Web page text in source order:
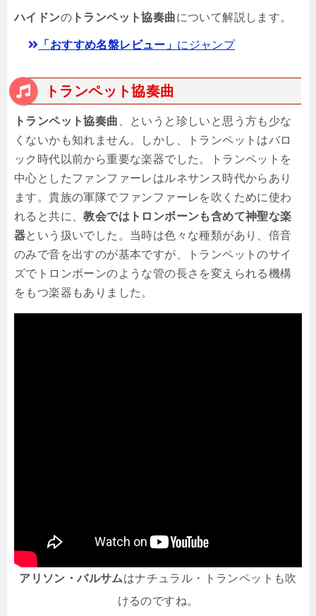
ハイドンの トランペット協奏曲について解説します。
「おすすめ名盤レビュー」 にジャンプ
トランペット協奏曲
トランペット協奏曲 、というと珍しいと思う方も少な
くないかも知れません。しかし、トランペットはバロ
ック時代以前から重要な楽器でした。トランペットを
中心としたファンファーレはルネサンス時代からあり
ます。貴族の軍隊でファンファーレを吹くために使わ
れると共に、教会ではトロンボーンも含めて神聖な楽
器という扱いでした。当時は色々な種類があり、倍音
のみで音を出すのが基本ですが、トランペットのサイ
ズでトロンボーンのような管の長さを変えられる機構
をもつ楽器もありました。
アリソン・バルサムはナチュラル・トランペットも吹
けるのですね。